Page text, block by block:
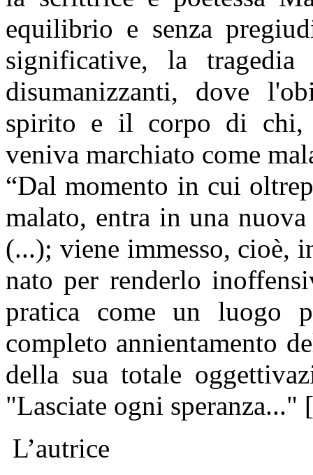
equilibrio e senza
significative, la
disumanizzanti, dove
spirito e il corpo di chi,
veniva marchiato come
“Dal momento in cui
malato, entra in una
(...); viene immesso, cioè,
nato per renderlo
pratica come un luogo
completo annientamento
della sua totale
"Lasciate ogni speranza..."
L’autrice